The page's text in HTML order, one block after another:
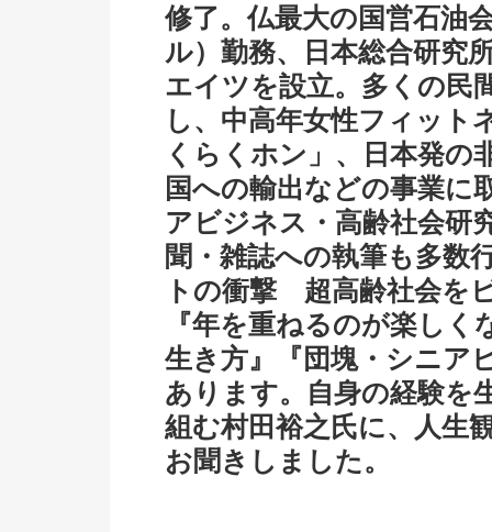
修了。仏最大の国営石油
ル）勤務、日本総合研究
エイツを設立。多くの民
し、中高年女性フィット
くらくホン」、日本発の
国への輸出などの事業に
アビジネス・高齢社会研
聞・雑誌への執筆も多数
トの衝撃 超高齢社会を
『年を重ねるのが楽し
生き方』『団塊・シニ
あります。自身の経験を
組む村田裕之氏に、人生
お聞きしました。